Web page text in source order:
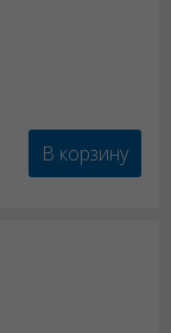
В корзину